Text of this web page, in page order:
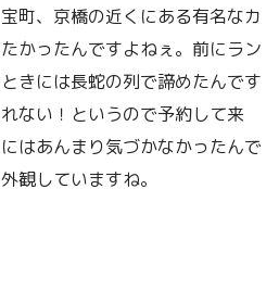
町、京橋の近くにある有名なカ
かったんですよねぇ。前にラン
きには長蛇の列で諦めたんです
ない！というので予約して来
はあんまり気づかなかったんで
観していますね。